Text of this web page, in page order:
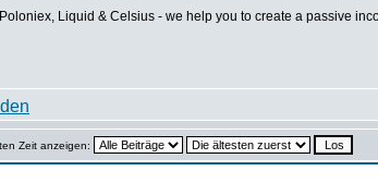
Liquid & Celsius - we help you to create a passive
Zeit anzeigen: